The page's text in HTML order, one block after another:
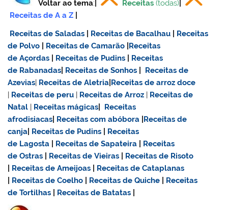
Voltar ao tema: Receitas (todas)
Receitas de A a Z
Receitas de Saladas
Receitas de Bacalhau
Receitas
de Polvo
Receitas de Camarão Receitas
de Açordas
Receitas de Pudins
Receitas
de Rabanadas Receitas de Sonhos
Receitas de
Azevias| Receitas de Aletria Receitas dearroz doce
| Receitas de peru | Receitas de Arroz | Receitas de
Natal | Receitas mágicas
Receitas
afrodisiacas Receitas com abóbora Receitas de
canja Receitas de Pudins
Receitas
de Lagosta
Receitas de Sapateira
Receitas
de Ostras
Receitas de Vieiras
Receitas de Risoto
Receitas de Ameijoas
Receitas de Cataplanas
Receitas de Coelho Receitas de Quiche
Receitas
de Tortilhas
Receitas de Batatas